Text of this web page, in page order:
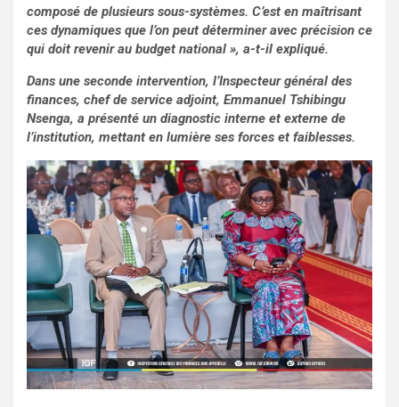
composé de plusieurs sous-systèmes. C’est en maîtrisant
ces dynamiques que l’on peut déterminer avec précision ce
qui doit revenir au budget national », a-t-il expliqué.
Dans une seconde intervention, l’Inspecteur général des
finances, chef de service adjoint, Emmanuel Tshibingu
Nsenga, a présenté un diagnostic interne et externe de
l’institution, mettant en lumière ses forces et faiblesses.